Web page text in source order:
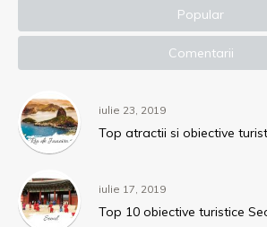
Popular
Comentarii
iulie 23, 2019
Top atractii si obiective
iulie 17, 2019
Top 10 obiective turistice